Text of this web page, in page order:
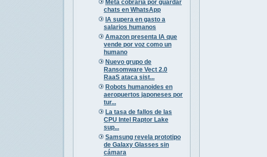
Meta cobraría por guardar
chats en WhatsApp
IA supera en gasto a
salarios humanos
Amazon presenta IA que
vende por voz como un
humano
Nuevo grupo de
Ransomware Vect 2.0
RaaS ataca sist...
Robots humanoides en
aeropuertos japoneses por
tur...
La tasa de fallos de las
CPU Intel Raptor Lake
sup...
Samsung revela prototipo
de Galaxy Glasses sin
cámara